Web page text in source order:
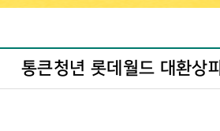
통큰청년 롯데월드 대환상